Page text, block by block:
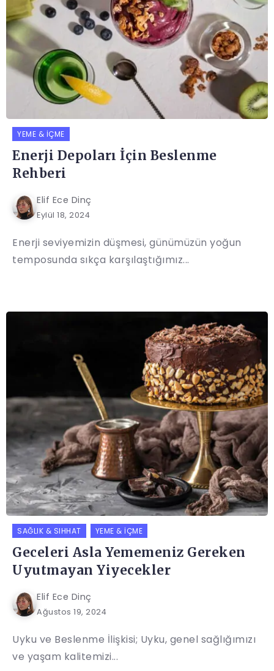
YEME & İÇME
Enerji Depoları İçin Beslenme
Rehberi
Elif Ece Dinç
Eylül 18, 2024
Enerji seviyemizin düşmesi, günümüzün yoğun
temposunda sıkça karşılaştığımız...
SAĞLIK & SIHHAT YEME & İÇME
Geceleri Asla Yememeniz Gereken
Uyutmayan Yiyecekler
Elif Ece Dinç
Ağustos 19, 2024
Uyku ve Beslenme İlişkisi; Uyku, genel sağlığımızı
ve yaşam kalitemizi...